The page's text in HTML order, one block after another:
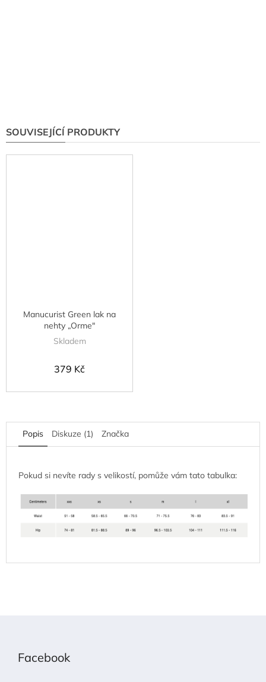
SOUVISEJÍCÍ PRODUKTY
Manucurist Green lak na
nehty „Orme"
Skladem
379 Kč
Popis Diskuze (1) Značka
Pokud si nevíte rady s velikostí, pomůže vám tato tabulka:
Facebook